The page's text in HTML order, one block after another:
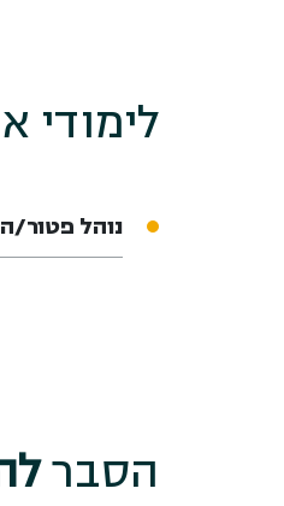
לימודי
נוהל פטור/
הסבר